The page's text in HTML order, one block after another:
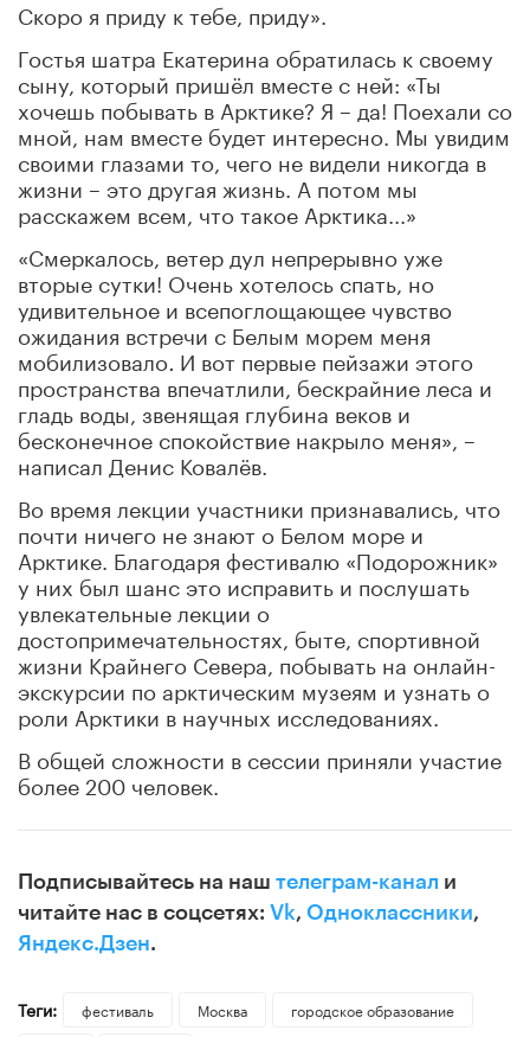
Скоро я приду к тебе, приду».
Гостья шатра Екатерина обратилась к своему
сыну, который пришёл вместе с ней: «Ты
хочешь побывать в Арктике? Я – да! Поехали со
мной, нам вместе будет интересно. Мы увидим
своими глазами то, чего не видели никогда в
жизни – это другая жизнь. А потом мы
расскажем всем, что такое Арктика...»
«Смеркалось, ветер дул непрерывно уже
вторые сутки! Очень хотелось спать, но
удивительное и всепоглощающее чувство
ожидания встречи с Белым морем меня
мобилизовало. И вот первые пейзажи этого
пространства впечатлили, бескрайние леса и
гладь воды, звенящая глубина веков и
бесконечное спокойствие накрыло меня», –
написал Денис Ковалёв.
Во время лекции участники признавались, что
почти ничего не знают о Белом море и
Арктике. Благодаря фестивалю «Подорожник»
у них был шанс это исправить и послушать
увлекательные лекции о
достопримечательностях, быте, спортивной
жизни Крайнего Севера, побывать на онлайн-
экскурсии по арктическим музеям и узнать о
роли Арктики в научных исследованиях.
В общей сложности в сессии приняли участие
более 200 человек.
Подписывайтесь на наш телеграм-канал и
читайте нас в соцсетях: Vk, Одноклассники,
Яндекс.Дзен.
Теги: фестиваль Москва городское образование